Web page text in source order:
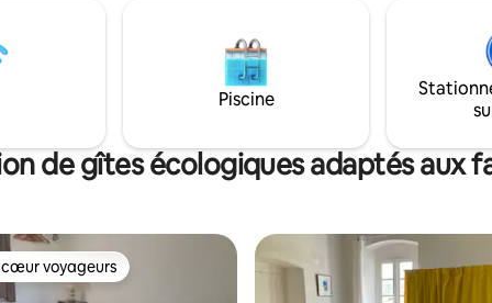
L'établissement : gites
est composé de 5
indépendantes et 2
voulons le partager car nous
sentons privilégié et souhaitons
faire profiter.
Piscine
de gîtes écologiques adaptés aux
cœur voyageurs
voyageurs